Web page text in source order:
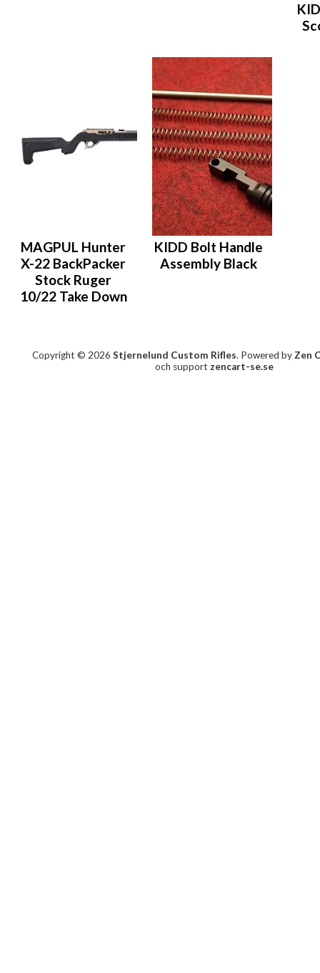
MAGPUL Hunter
X-22 BackPacker
Stock Ruger
10/22 Take Down
KIDD Bolt Handle
Assembly Black
Copyright © 2026 Stjernelund Custom Rifles. Powered by Zen
och support zencart-se.se